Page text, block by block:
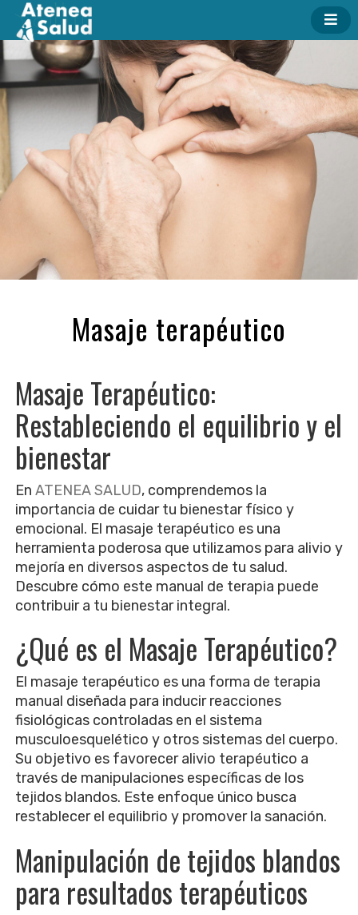
Masaje terapéutico
Masaje Terapéutico:
Restableciendo el equilibrio y el
bienestar
En ATENEA SALUD, comprendemos la
importancia de cuidar tu bienestar físico y
emocional. El masaje terapéutico es una
herramienta poderosa que utilizamos para alivio y
mejoría en diversos aspectos de tu salud.
Descubre cómo este manual de terapia puede
contribuir a tu bienestar integral.
¿Qué es el Masaje Terapéutico?
El masaje terapéutico es una forma de terapia
manual diseñada para inducir reacciones
fisiológicas controladas en el sistema
musculoesquelético y otros sistemas del cuerpo.
Su objetivo es favorecer alivio terapéutico a
través de manipulaciones específicas de los
tejidos blandos. Este enfoque único busca
restablecer el equilibrio y promover la sanación.
Manipulación de tejidos blandos
para resultados terapéuticos